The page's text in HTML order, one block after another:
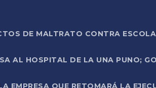
DE MALTRATO CONTRA
AL HOSPITAL DE LA UNA PUNO;
EMPRESA QUE RETOMARÁ LA